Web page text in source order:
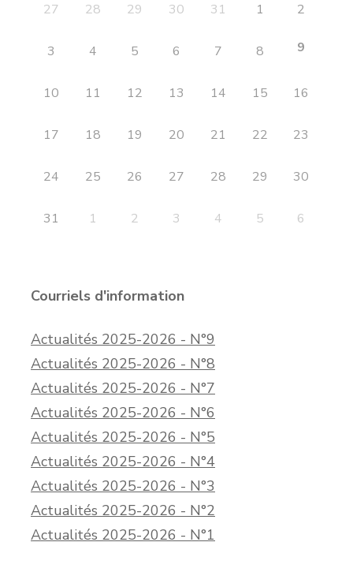
27 28 29 30 31 1 2
3 4 5 6 7 8 9
10 11 12 13 14 15 16
17 18 19 20 21 22 23
24 25 26 27 28 29 30
31 1 2 3 4 5 6
Courriels d'information
Actualités 2025-2026 - N°9
Actualités 2025-2026 - N°8
Actualités 2025-2026 - N°7
Actualités 2025-2026 - N°6
Actualités 2025-2026 - N°5
Actualités 2025-2026 - N°4
Actualités 2025-2026 - N°3
Actualités 2025-2026 - N°2
Actualités 2025-2026 - N°1